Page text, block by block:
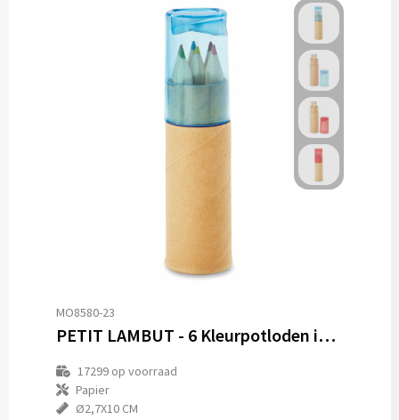
MO8580-23
PETIT LAMBUT - 6 Kleurpotloden in koker
17299op voorraad
Papier
Ø2,7X10 CM